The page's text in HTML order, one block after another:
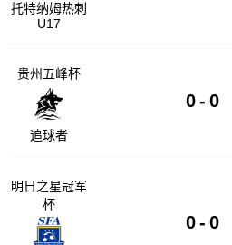
托特纳姆热刺
U17
贵州五峰杯
追球者
0 - 0
明日之星冠军
杯
0 - 0